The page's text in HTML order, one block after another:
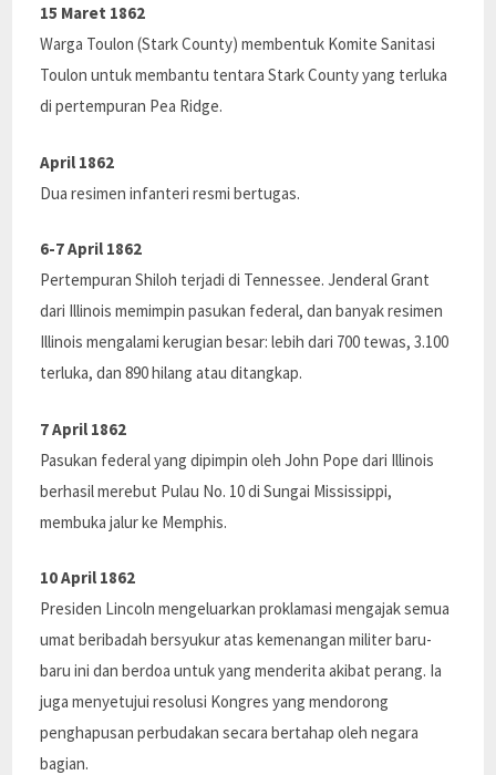
15 Maret 1862
Warga Toulon (Stark County) membentuk Komite Sanitasi
Toulon untuk membantu tentara Stark County yang terluka
di pertempuran Pea Ridge.
April 1862
Dua resimen infanteri resmi bertugas.
6-7 April 1862
Pertempuran Shiloh terjadi di Tennessee. Jenderal Grant
dari Illinois memimpin pasukan federal, dan banyak resimen
Illinois mengalami kerugian besar: lebih dari 700 tewas, 3.100
terluka, dan 890 hilang atau ditangkap.
7 April 1862
Pasukan federal yang dipimpin oleh John Pope dari Illinois
berhasil merebut Pulau No. 10 di Sungai Mississippi,
membuka jalur ke Memphis.
10 April 1862
Presiden Lincoln mengeluarkan proklamasi mengajak semua
umat beribadah bersyukur atas kemenangan militer baru-
baru ini dan berdoa untuk yang menderita akibat perang. Ia
juga menyetujui resolusi Kongres yang mendorong
penghapusan perbudakan secara bertahap oleh negara
bagian.